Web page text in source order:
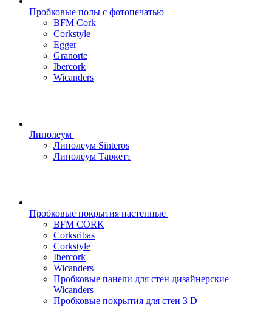
Пробковые полы с фотопечатью
BFM Cork
Corkstyle
Egger
Granorte
Ibercork
Wicanders
Линолеум
Линолеум Sinteros
Линолеум Таркетт
Пробковые покрытия настенные
BFM CORK
Corksribas
Corkstyle
Ibercork
Wicanders
Пробковые панели для стен дизайнерские
Wicanders
Пробковые покрытия для стен 3 D